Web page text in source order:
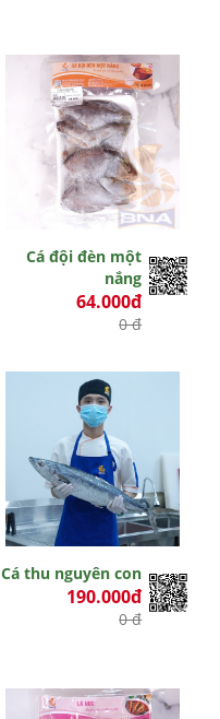
Cá đội đèn một
nắng
64.000đ
0 đ
Cá thu nguyên con
190.000đ
0 đ